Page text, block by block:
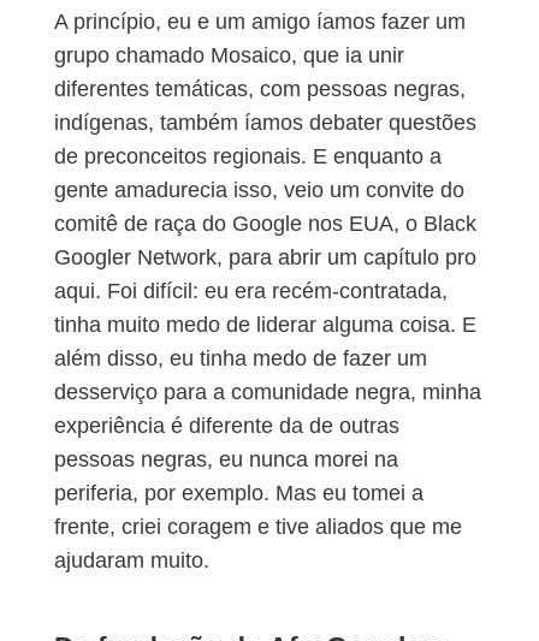
A princípio, eu e um amigo íamos fazer um
grupo chamado Mosaico, que ia unir
diferentes temáticas, com pessoas negras,
indígenas, também íamos debater questões
de preconceitos regionais. E enquanto a
gente amadurecia isso, veio um convite do
comitê de raça do Google nos EUA, o Black
Googler Network, para abrir um capítulo pro
aqui. Foi difícil: eu era recém-contratada,
tinha muito medo de liderar alguma coisa. E
além disso, eu tinha medo de fazer um
desserviço para a comunidade negra, minha
experiência é diferente da de outras
pessoas negras, eu nunca morei na
periferia, por exemplo. Mas eu tomei a
frente, criei coragem e tive aliados que me
ajudaram muito.